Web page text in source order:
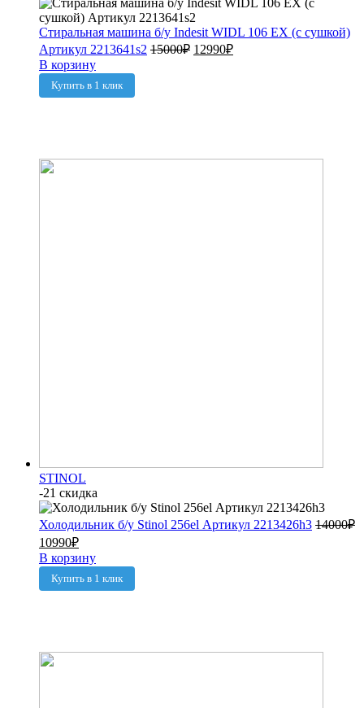
Стиральная машина б/у Indesit WIDL 106 EX (с сушкой)
Артикул 2213641s2 15000₽ 12990₽
В корзину
Купить в 1 клик
STINOL
-21 скидка
Холодильник б/у Stinol 256el Артикул 2213426h3 14000₽
10990₽
В корзину
Купить в 1 клик